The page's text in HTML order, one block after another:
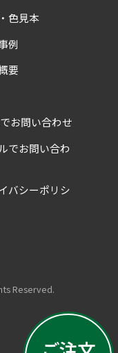
色見本
例
要
お問い合わせ
でお問い合わ
バシーポリシ
Reserved.